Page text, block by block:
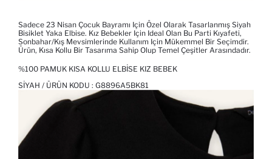
Sadece 23 Nisan Çocuk Bayramı Için Özel Olarak Tasarlanmış Siyah
Bisiklet Yaka Elbise. Kız Bebekler Için Ideal Olan Bu Parti Kıyafeti,
Sonbahar/kış Mevsimlerinde Kullanım Için Mükemmel Bir Seçimdir.
Ürün, Kısa Kollu Bir Tasarıma Sahip Olup Temel Çeşitler Arasındadır.
%100 PAMUK KISA KOLLU ELBISE KIZ BEBEK
SIYAH / ÜRÜN KODU : G8896A5BK81